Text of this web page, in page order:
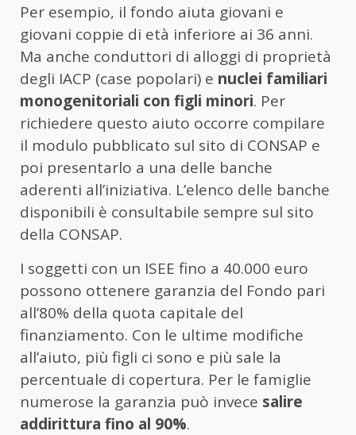
Per esempio, il fondo aiuta giovani e
giovani coppie di età inferiore ai 36 anni.
Ma anche conduttori di alloggi di proprietà
degli IACP (case popolari) e nuclei familiari
monogenitoriali con figli minori. Per
richiedere questo aiuto occorre compilare
il modulo pubblicato sul sito di CONSAP e
poi presentarlo a una delle banche
aderenti all’iniziativa. L’elenco delle banche
disponibili è consultabile sempre sul sito
della CONSAP.
I soggetti con un ISEE fino a 40.000 euro
possono ottenere garanzia del Fondo pari
all’80% della quota capitale del
finanziamento. Con le ultime modifiche
all’aiuto, più figli ci sono e più sale la
percentuale di copertura. Per le famiglie
numerose la garanzia può invece salire
addirittura fino al 90%.